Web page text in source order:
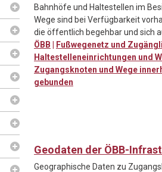
Bahnhöfe und Haltestellen im
Wege sind bei Verfügbarkeit
die öffentlich begehbar und sich
ÖBB | Fußwegenetz und
Haltestelleneinrichtungen und
Zugangsknoten und Wege
gebunden
Geodaten der ÖBB-
Geographische Daten zu